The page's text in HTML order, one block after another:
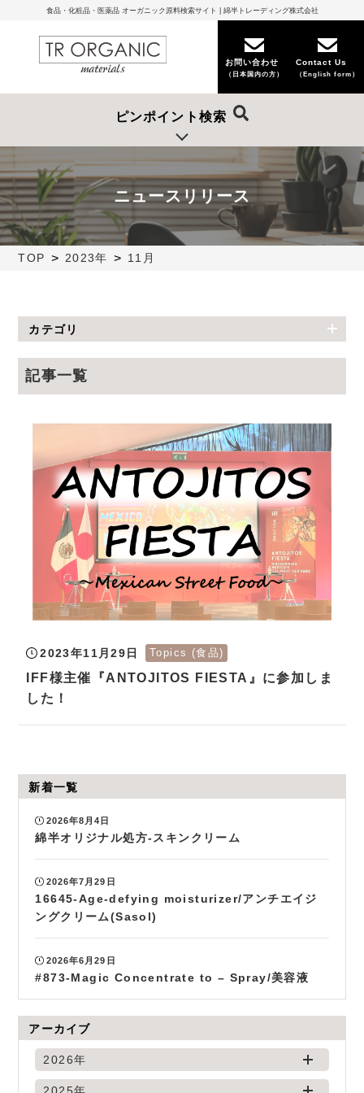
食品・化粧品・医薬品 オーガニック原料検索サイト | 綿半トレーディング株式会社
お問い合わせ
（日本国内の方）
Contact Us
（English form）
ピンポイント検索
ニュースリリース
TOP > 2023年 > 11月
記事一覧
IFF様主催『ANTOJITOS FIESTA』に参加しま
した！
2023年11月29日 Topics (食品)
カテゴリ
新着一覧
2026年8月4日
綿半オリジナル処方-スキンクリーム
2026年7月29日
16645-Age-defying moisturizer/アンチエイジ
ングクリーム(Sasol)
2026年6月29日
#873-Magic Concentrate to – Spray/美容液
アーカイブ
2026年